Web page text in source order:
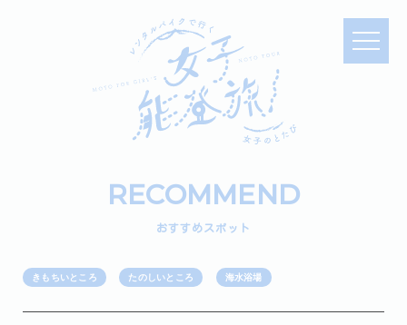
RECOMMEND
おすすめスポット
きもちいところ たのしいところ 海水浴場